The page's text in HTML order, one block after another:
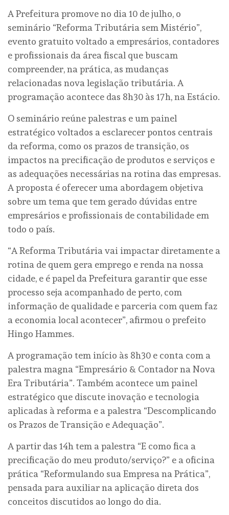
A Prefeitura promove no dia 10 de julho, o
seminário “Reforma Tributária sem Mistério”,
evento gratuito voltado a empresários, contadores
e profissionais da área fiscal que buscam
compreender, na prática, as mudanças
relacionadas nova legislação tributária. A
programação acontece das 8h30 às 17h, na Estácio.
O seminário reúne palestras e um painel
estratégico voltados a esclarecer pontos centrais
da reforma, como os prazos de transição, os
impactos na precificação de produtos e serviços e
as adequações necessárias na rotina das empresas.
A proposta é oferecer uma abordagem objetiva
sobre um tema que tem gerado dúvidas entre
empresários e profissionais de contabilidade em
todo o país.
“A Reforma Tributária vai impactar diretamente a
rotina de quem gera emprego e renda na nossa
cidade, e é papel da Prefeitura garantir que esse
processo seja acompanhado de perto, com
informação de qualidade e parceria com quem faz
a economia local acontecer”, afirmou o prefeito
Hingo Hammes.
A programação tem início às 8h30 e conta com a
palestra magna “Empresário & Contador na Nova
Era Tributária”. Também acontece um painel
estratégico que discute inovação e tecnologia
aplicadas à reforma e a palestra “Descomplicando
os Prazos de Transição e Adequação”.
A partir das 14h tem a palestra “E como fica a
precificação do meu produto/serviço?” e a oficina
prática “Reformulando sua Empresa na Prática”,
pensada para auxiliar na aplicação direta dos
conceitos discutidos ao longo do dia.